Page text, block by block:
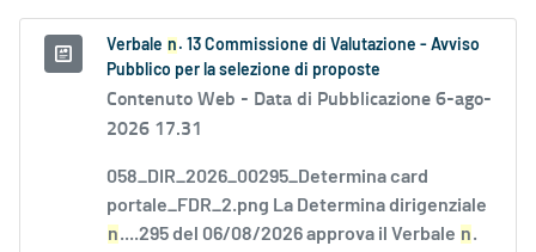
Verbale n . 13 Commissione di Valutazione - Avviso
Pubblico per la selezione di proposte
Contenuto Web - Data di Pubblicazione 6-ago-
2026 17.31
058_DIR_2026_00295_Determina card
portale_FDR_2.png La Determina dirigenziale
n....295 del 06/08/2026 approva il Verbale n.